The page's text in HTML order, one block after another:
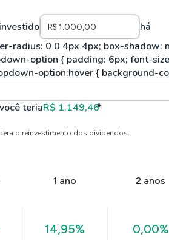
há
teriaR$ 1.149,46*
o reinvestimento dos dividendos.
1 ano 2 anos
14,95% 0,00%